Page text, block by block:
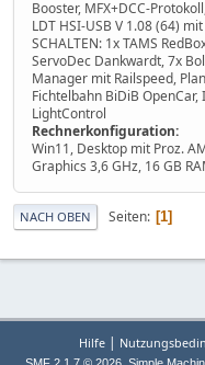
Booster, MFX+DCC-
LDT HSI-USB V 1.08 (64)
SCHALTEN: 1x TAMS
ServoDec Dankwardt, 7x
Manager mit Railspeed,
Fichtelbahn BiDiB OpenCar,
LightControl
Rechnerkonfiguration:
Win11, Desktop mit Proz.
Graphics 3,6 GHz, 16 GB
NACH OBEN Seiten 1
Hilfe